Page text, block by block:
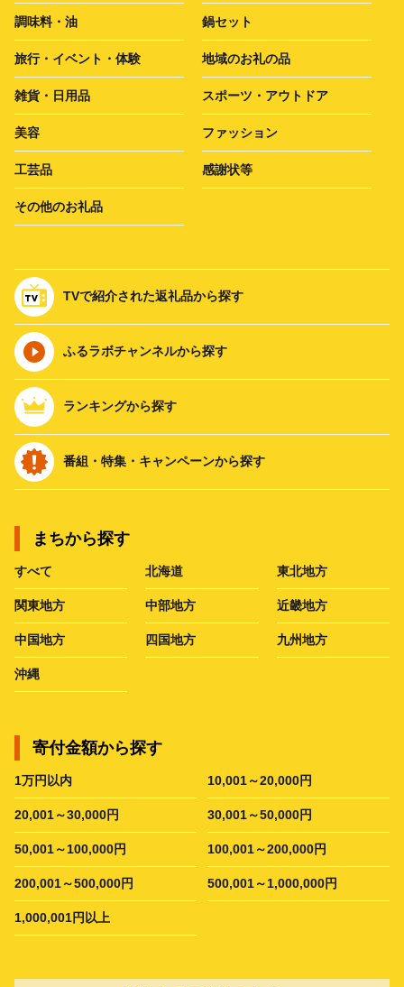
調味料・油 鍋セット
旅行・イベント・体験 地域のお礼の品
雑貨・日用品 スポーツ・アウトドア
美容 ファッション
工芸品 感謝状等
その他のお礼品
TVで紹介された返礼品から探す
ふるラボチャンネルから探す
ランキングから探す
番組・特集・キャンペーンから探す
まちから探す
すべて 北海道 東北地方
関東地方 中部地方 近畿地方
中国地方 四国地方 九州地方
沖縄
寄付金額から探す
1万円以内 10,001～20,000円
20,001～30,000円 30,001～50,000円
50,001～100,000円 100,001～200,000円
200,001～500,000円 500,001～1,000,000円
1,000,001円以上